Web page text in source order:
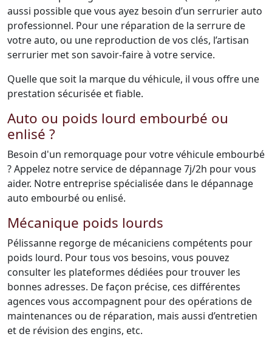
aussi possible que vous ayez besoin d’un serrurier auto
professionnel. Pour une réparation de la serrure de
votre auto, ou une reproduction de vos clés, l’artisan
serrurier met son savoir-faire à votre service.
Quelle que soit la marque du véhicule, il vous offre une
prestation sécurisée et fiable.
Auto ou poids lourd embourbé ou
enlisé ?
Besoin d'un remorquage pour votre véhicule embourbé
? Appelez notre service de dépannage 7j/2h pour vous
aider. Notre entreprise spécialisée dans le dépannage
auto embourbé ou enlisé.
Mécanique poids lourds
Pélissanne regorge de mécaniciens compétents pour
poids lourd. Pour tous vos besoins, vous pouvez
consulter les plateformes dédiées pour trouver les
bonnes adresses. De façon précise, ces différentes
agences vous accompagnent pour des opérations de
maintenances ou de réparation, mais aussi d’entretien
et de révision des engins, etc.